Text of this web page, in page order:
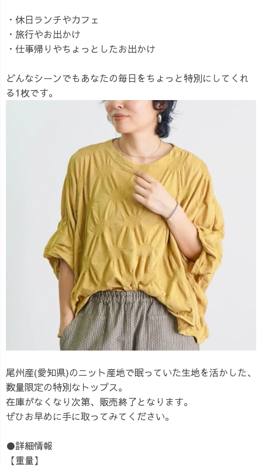
・休日ランチやカフェ
・旅行やお出かけ
・仕事帰りやちょっとしたお出かけ
どんなシーンでもあなたの毎日をちょっと特別にしてくれ
る1枚です。
尾州産(愛知県)のニット産地で眠っていた生地を活かした、
数量限定の特別なトップス。
在庫がなくなり次第、販売終了となります。
ぜひお早めに手に取ってみてください。
●詳細情報
【重量】